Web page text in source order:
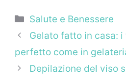
Categorie
Salute e Benessere
Gelato fatto in casa:
perfetto come in
Depilazione del viso